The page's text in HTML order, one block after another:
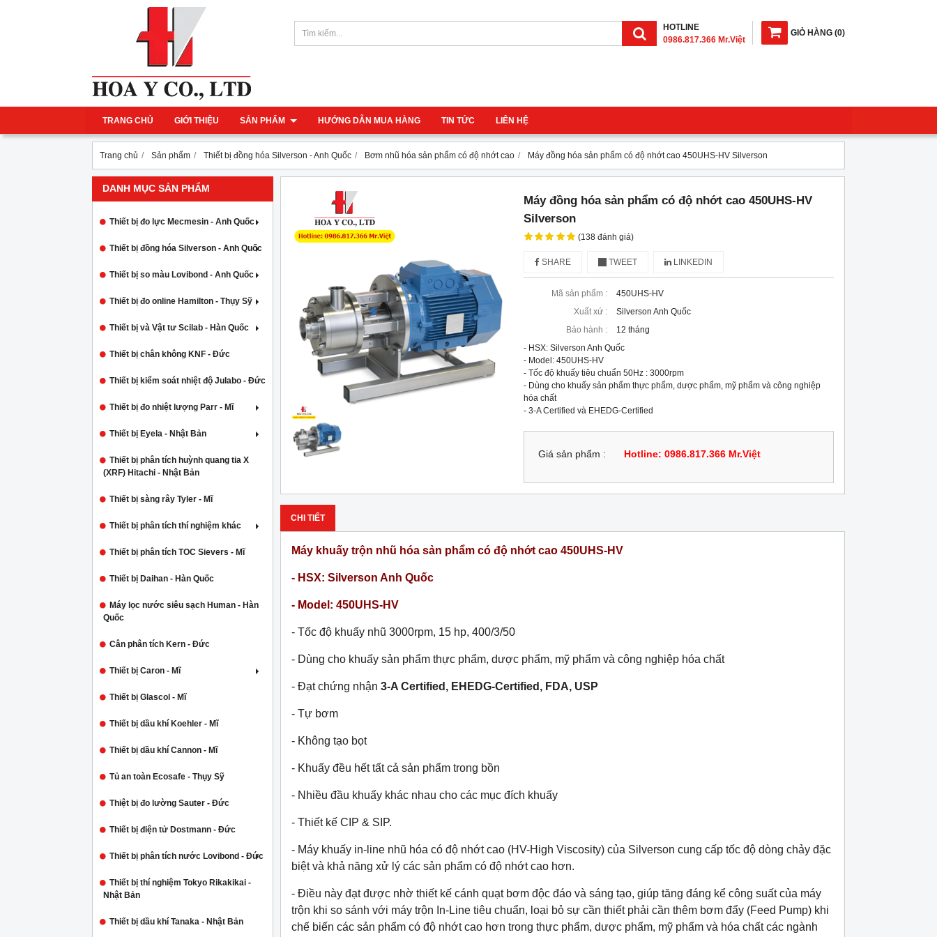
GIỎ HÀNG (0)
HOTLINE
0986.817.366 Mr.Việt
TRANG CHỦ GIỚI THIỆU SẢN PHẨM HƯỚNG DẪN MUA HÀNG TIN TỨC LIÊN HỆ
Trang chủ Sản phẩm Thiết bị đồng hóa Silverson - Anh Quốc Bơm nhũ hóa sản phẩm có độ nhớt cao Máy đồng hóa sản phẩm có độ nhớt cao 450UHS-HV Silverson
DANH MỤC SẢN PHẨM
Thiết bị đo lực Mecmesin - Anh Quốc
Thiết bị đồng hóa Silverson - Anh Quốc
Thiết bị so màu Lovibond - Anh Quốc
Thiết bị đo online Hamilton - Thụy Sỹ
Thiết bị và Vật tư Scilab - Hàn Quốc
Thiết bị chân không KNF - Đức
Thiết bị kiểm soát nhiệt độ Julabo - Đức
Thiết bị đo nhiệt lượng Parr - Mĩ
Thiết bị Eyela - Nhật Bản
Thiết bị phân tích huỳnh quang tia X
(XRF) Hitachi - Nhật Bản
Thiết bị sàng rây Tyler - Mĩ
Thiết bị phân tích thí nghiệm khác
Thiết bị phân tích TOC Sievers - Mĩ
Thiết bị Daihan - Hàn Quốc
Máy lọc nước siêu sạch Human - Hàn
Quốc
Cân phân tích Kern - Đức
Thiết bị Caron - Mĩ
Thiết bị Glascol - Mĩ
Thiết bị dầu khí Koehler - Mĩ
Thiết bị dầu khí Cannon - Mĩ
Tủ an toàn Ecosafe - Thụy Sỹ
Thiệt bị đo lường Sauter - Đức
Thiết bị điện tử Dostmann - Đức
Thiết bị phân tích nước Lovibond - Đức
Thiết bị thí nghiệm Tokyo Rikakikai -
Nhật Bản
Thiết bị dầu khí Tanaka - Nhật Bản
Máy đồng hóa sản phẩm có độ nhớt cao 450UHS-HV
Silverson
(138 đánh giá)
SHARE TWEET LINKEDIN
Mã sản phẩm :
450UHS-HV
Xuất xứ :
Silverson Anh Quốc
Bảo hành :
12 tháng
- HSX: Silverson Anh Quốc
- Model: 450UHS-HV
- Tốc độ khuấy tiêu chuẩn 50Hz : 3000rpm
- Dùng cho khuấy sản phẩm thực phẩm, dược phẩm, mỹ phẩm và công nghiệp
hóa chất
- 3-A Certified và EHEDG-Certified
Giá sản phẩm : Hotline: 0986.817.366 Mr.Việt
CHI TIẾT
Máy khuấy trộn nhũ hóa sản phẩm có độ nhớt cao 450UHS-HV
- HSX: Silverson Anh Quốc
- Model: 450UHS-HV
- Tốc độ khuấy nhũ 3000rpm, 15 hp, 400/3/50
- Dùng cho khuấy sản phẩm thực phẩm, dược phẩm, mỹ phẩm và công nghiệp hóa chất
- Đạt chứng nhận 3-A Certified, EHEDG-Certified, FDA, USP
- Tự bơm
- Không tạo bọt
- Khuấy đều hết tất cả sản phẩm trong bồn
- Nhiều đầu khuấy khác nhau cho các mục đích khuấy
- Thiết kế CIP & SIP.
- Máy khuấy in-line nhũ hóa có độ nhớt cao (HV-High Viscosity) của Silverson cung cấp tốc độ dòng chảy đặc
biệt và khả năng xử lý các sản phẩm có độ nhớt cao hơn.
- Điều này đạt được nhờ thiết kế cánh quạt bơm độc đáo và sáng tạo, giúp tăng đáng kể công suất của máy
trộn khi so sánh với máy trộn In-Line tiêu chuẩn, loại bỏ sự cần thiết phải cần thêm bơm đẩy (Feed Pump) khi
chế biến các sản phẩm có độ nhớt cao hơn trong thực phẩm, dược phẩm, mỹ phẩm và hóa chất các ngành